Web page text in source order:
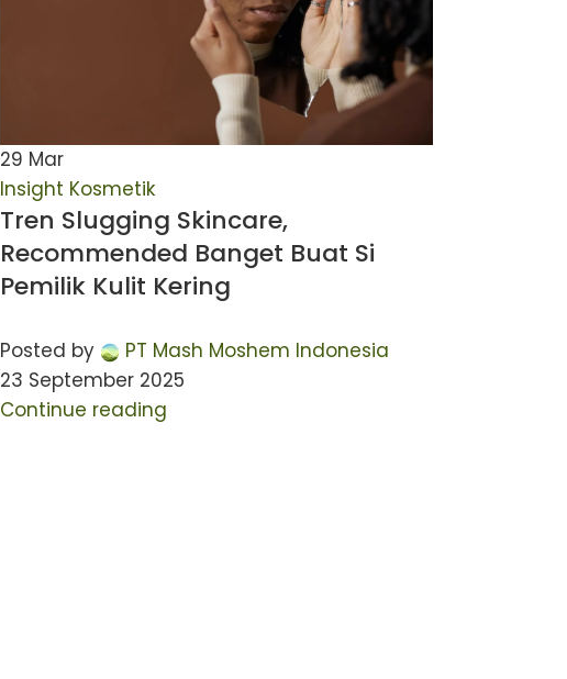
29 Mar
Insight Kosmetik
Tren Slugging Skincare,
Recommended Banget Buat Si
Pemilik Kulit Kering
Posted by
PT Mash Moshem Indonesia
23 September 2025
Continue reading